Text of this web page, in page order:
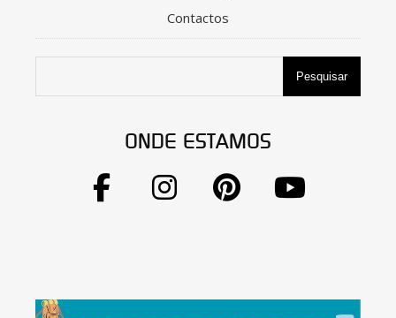
Contactos
Pesquisar
ONDE ESTAMOS